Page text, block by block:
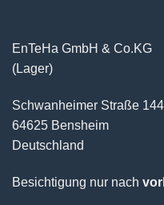
EnTeHa GmbH & Co.KG
(Lager)
Schwanheimer Straße 144
64625 Bensheim
Deutschland
Besichtigung nur nach